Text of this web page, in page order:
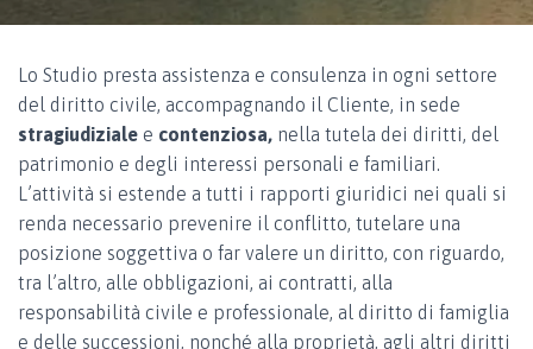
Lo Studio presta assistenza e consulenza in ogni settore
del diritto civile, accompagnando il Cliente, in sede
stragiudiziale e contenziosa, nella tutela dei diritti, del
patrimonio e degli interessi personali e familiari.
L’attività si estende a tutti i rapporti giuridici nei quali si
renda necessario prevenire il conflitto, tutelare una
posizione soggettiva o far valere un diritto, con riguardo,
tra l’altro, alle obbligazioni, ai contratti, alla
responsabilità civile e professionale, al diritto di famiglia
e delle successioni, nonché alla proprietà, agli altri diritti